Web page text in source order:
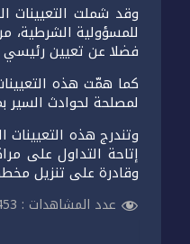
وقد شملت التعيينات
للمسؤولية الشرطية،
فضلا عن تعيين رئيسي
كما همّت هذه
لمصلحة لحوادث السير
وتندرج هذه
إتاحة التداول على
وقادرة على تنزيل
عدد المشاهدات :